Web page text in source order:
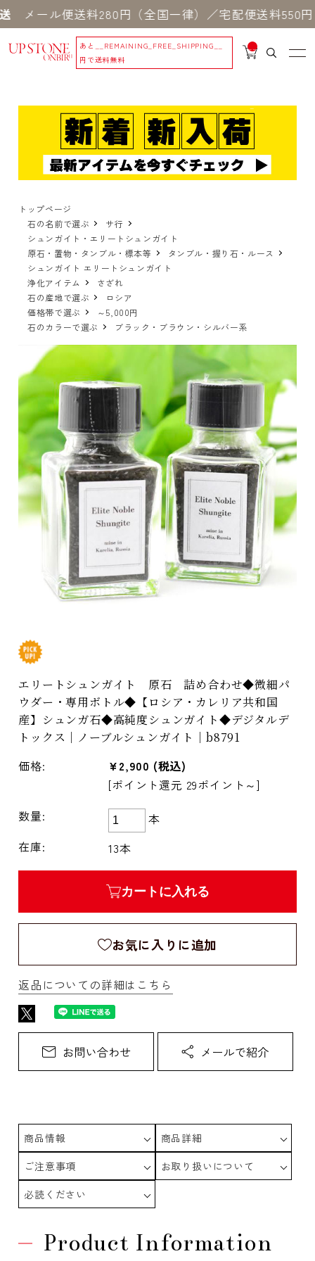
便送料280円（全国一律）／宅配便送料550円 ※一
あと
__REMAINING_FREE_SHIPPING__
円で送料無料
__
IT
_
トップページ
石の名前で選ぶ
サ行
シュンガイト・エリートシュンガイト
原石・置物・タンブル・標本等
タンブル・握り石・ルース
シュンガイト エリートシュンガイト
浄化アイテム
さざれ
石の産地で選ぶ
ロシア
価格帯で選ぶ
～5,000円
石のカラーで選ぶ
ブラック・ブラウン・シルバー系
エリートシュンガイト 原石 詰め合わせ◆微細パ
ウダー・専用ボトル◆【ロシア・カレリア共和国
産】シュンガ石◆高純度シュンガイト◆デジタルデ
トックス｜ノーブルシュンガイト｜b8791
価格: ¥2,900 (税込)
[ポイント還元 29ポイント～]
数量:
本
在庫:
13本
カートに入れる
お気に入りに追加
返品についての詳細はこちら
商品情報
商品詳細
ご注意事項
お取り扱いについて
必読ください
Product Information